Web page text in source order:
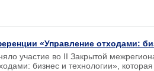
«Управление отходами:
участие во II Закрытой
бизнес и технологии»,